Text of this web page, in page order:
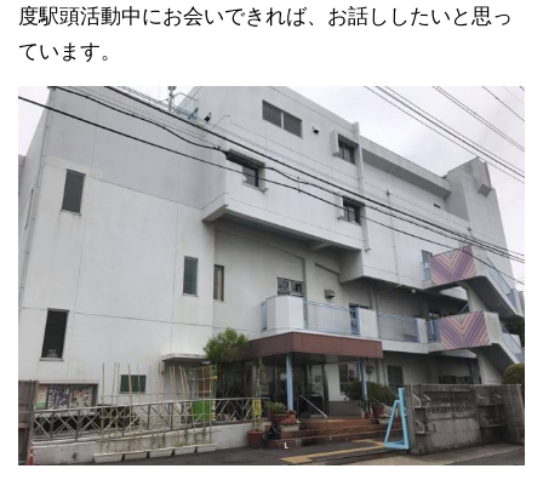
度駅頭活動中にお会いできれば、お話ししたいと思っ
ています。